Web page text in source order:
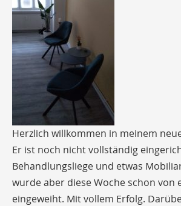
Herzlich willkommen in meinem
Er ist noch nicht vollständig
Behandlungsliege und etwas
wurde aber diese Woche schon von
eingeweiht. Mit vollem Erfolg.